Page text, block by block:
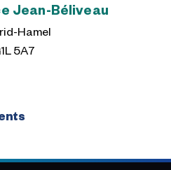
Jean-Béliveau
Hamel
5A7